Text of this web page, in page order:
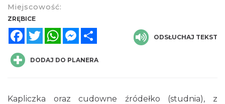
Miejscowość:
ZRĘBICE
FacebookTwitterWhatsAppMessenger
ODSŁUCHAJ TEKST
DODAJ DO PLANERA
Kapliczka oraz cudowne źródełko (studnia), z